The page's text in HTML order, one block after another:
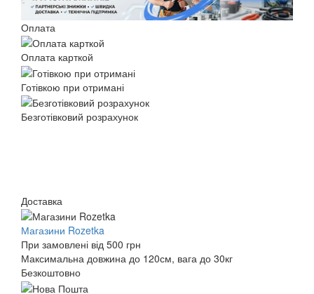
Оплата
Оплата карткой
Готівкою при отримані
Безготівковий розрахунок
Доставка
Магазини Rozetka
При замовлені від 500 грн
Максимальна довжина до 120см, вага до 30кг
Безкоштовно